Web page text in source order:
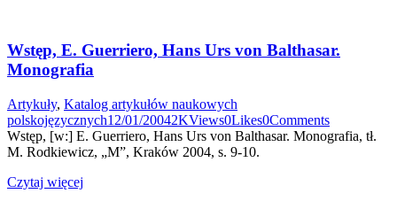
Wstęp, E. Guerriero, Hans Urs von Balthasar.
Monografia
Artykuły, Katalog artykułów naukowych
polskojęzycznych12/01/20042KViews0Likes0Comments
Wstęp, [w:] E. Guerriero, Hans Urs von Balthasar. Monografia, tł.
M. Rodkiewicz, „M”, Kraków 2004, s. 9-10.
Czytaj więcej